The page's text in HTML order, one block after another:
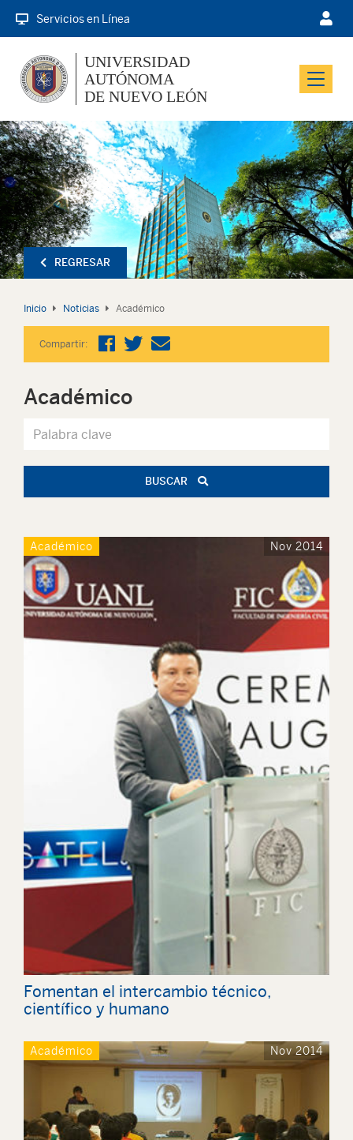
Servicios en Línea
Menu
UNIVERSIDAD
AUTÓNOMA
DE NUEVO LEÓN
REGRESAR
Inicio Noticias Académico
Compartir:
Académico
BUSCAR
Académico Nov 2014
Fomentan el intercambio técnico,
científico y humano
Académico Nov 2014